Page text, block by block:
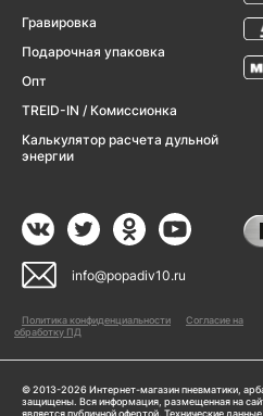
Гравировка
Подарочная упаковка
Опт
TREID-IN / Комиссионка
Калькулятор расчета дульной
энергии
info@popadiv10.ru
Политика конфиденциальности
Согласие на
обработку ПД
© 2013-2026 Интернет-магазин пневматики,
защищены. Вся информация, размещенная на
является публичной офертой. Технические